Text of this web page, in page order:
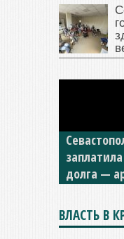
долга —
ЕДДС
ВЛАСТЬ В